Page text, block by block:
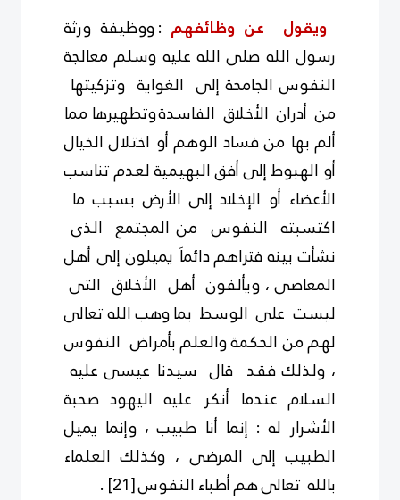
ويقول عن وظائفهم : ووظيفة ورثة
رسول الله صلى الله عليه وسلم معالجة
النفوس الجامحة إلى الغواية وتزكيتها
من أدران الأخلاق الفاسدةوتطهيرها مما
ألم بها من فساد الوهم أو اختلال الخيال
أو الهبوط إلى أفق البهيمية لعدم تناسب
الأعضاء أو الإخلاد إلى الأرض بسبب ما
اكتسبته النفوس من المجتمع الذى
نشأت بينهفتراهمدائماَ يميلون إلى أهل
المعاصى ، ويألفون أهل الأخلاق التى
ليست على الوسط بما وهب الله تعالى
لهم من الحكمة والعلم بأمراض النفوس
، ولذلك فقد قال سيدنا عيسى عليه
السلام عندما أنكر عليه اليهود صحبة
الأشرار له : إنما أنا طبيب ، وإنما يميل
الطبيب إلى المرضى ، وكذلك العلماء
بالله تعالى هم أطباء النفوس[21]
.